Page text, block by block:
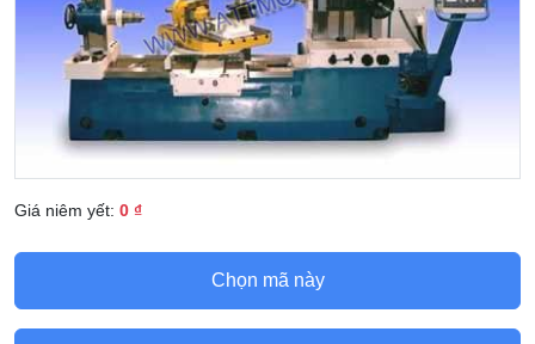
Giá niêm yết: 0 ₫
Chọn mã này